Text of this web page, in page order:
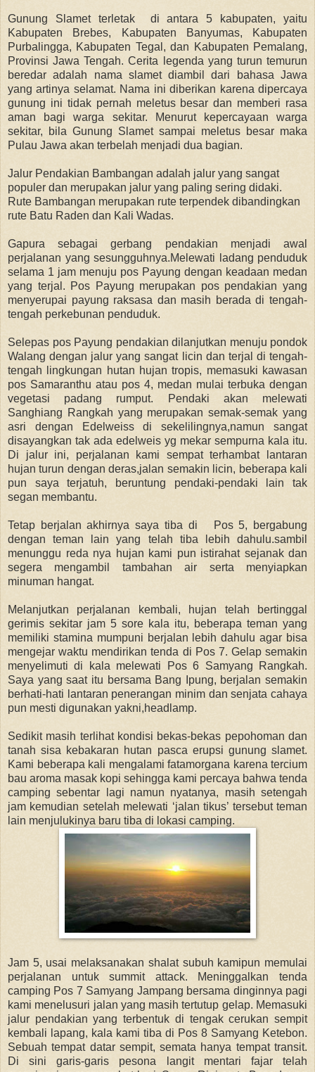
Gunung Slamet terletak di antara 5 kabupaten, yaitu
Kabupaten Brebes, Kabupaten Banyumas, Kabupaten
Purbalingga, Kabupaten Tegal, dan Kabupaten Pemalang,
Provinsi Jawa Tengah. Cerita legenda yang turun temurun
beredar adalah nama slamet diambil dari bahasa Jawa
yang artinya selamat. Nama ini diberikan karena dipercaya
gunung ini tidak pernah meletus besar dan memberi rasa
aman bagi warga sekitar. Menurut kepercayaan warga
sekitar, bila Gunung Slamet sampai meletus besar maka
Pulau Jawa akan terbelah menjadi dua bagian.
Jalur Pendakian Bambangan adalah jalur yang sangat
populer dan merupakan jalur yang paling sering didaki.
Rute Bambangan merupakan rute terpendek dibandingkan
rute Batu Raden dan Kali Wadas.
Gapura sebagai gerbang pendakian menjadi awal
perjalanan yang sesungguhnya.Melewati ladang penduduk
selama 1 jam menuju pos Payung dengan keadaan medan
yang terjal. Pos Payung merupakan pos pendakian yang
menyerupai payung raksasa dan masih berada di tengah-
tengah perkebunan penduduk.
Selepas pos Payung pendakian dilanjutkan menuju pondok
Walang dengan jalur yang sangat licin dan terjal di tengah-
tengah lingkungan hutan hujan tropis, memasuki kawasan
pos Samaranthu atau pos 4, medan mulai terbuka dengan
vegetasi padang rumput. Pendaki akan melewati
Sanghiang Rangkah yang merupakan semak-semak yang
asri dengan Edelweiss di sekelilingnya,namun sangat
disayangkan tak ada edelweis yg mekar sempurna kala itu.
Di jalur ini, perjalanan kami sempat terhambat lantaran
hujan turun dengan deras,jalan semakin licin, beberapa kali
pun saya terjatuh, beruntung pendaki-pendaki lain tak
segan membantu.
Tetap berjalan akhirnya saya tiba di Pos 5, bergabung
dengan teman lain yang telah tiba lebih dahulu.sambil
menunggu reda nya hujan kami pun istirahat sejanak dan
segera mengambil tambahan air serta menyiapkan
minuman hangat.
Melanjutkan perjalanan kembali, hujan telah bertinggal
gerimis sekitar jam 5 sore kala itu, beberapa teman yang
memiliki stamina mumpuni berjalan lebih dahulu agar bisa
mengejar waktu mendirikan tenda di Pos 7. Gelap semakin
menyelimuti di kala melewati Pos 6 Samyang Rangkah.
Saya yang saat itu bersama Bang Ipung, berjalan semakin
berhati-hati lantaran penerangan minim dan senjata cahaya
pun mesti digunakan yakni,headlamp.
Sedikit masih terlihat kondisi bekas-bekas pepohoman dan
tanah sisa kebakaran hutan pasca erupsi gunung slamet.
Kami beberapa kali mengalami fatamorgana karena tercium
bau aroma masak kopi sehingga kami percaya bahwa tenda
camping sebentar lagi namun nyatanya, masih setengah
jam kemudian setelah melewati ‘jalan tikus’ tersebut teman
lain menjulukinya baru tiba di lokasi camping.
Jam 5, usai melaksanakan shalat subuh kamipun memulai
perjalanan untuk summit attack. Meninggalkan tenda
camping Pos 7 Samyang Jampang bersama dinginnya pagi
kami menelusuri jalan yang masih tertutup gelap. Memasuki
jalur pendakian yang terbentuk di tengak cerukan sempit
kembali lapang, kala kami tiba di Pos 8 Samyang Ketebon.
Sebuah tempat datar sempit, semata hanya tempat transit.
Di sini garis-garis pesona langit mentari fajar telah